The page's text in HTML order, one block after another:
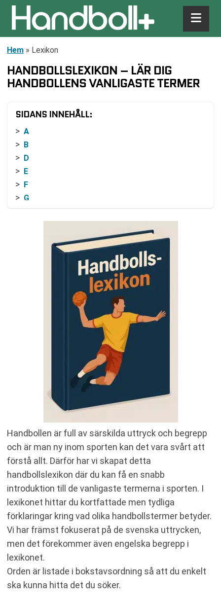
Hem » Lexikon
HANDBOLLSLEXIKON – LÄR DIG
HANDBOLLENS VANLIGASTE TERMER
SIDANS INNEHÅLL:
A
B
D
E
F
G
Å
Ö
Handbollen är full av särskilda uttryck och begrepp
och är man ny inom sporten kan det vara svårt att
förstå allt. Därför har vi skapat detta
handbollslexikon där du kan få en snabb
introduktion till de vanligaste termerna i sporten. I
lexikonet hittar du kortfattade men tydliga
förklaringar kring vad olika handbollstermer betyder.
Vi har främst fokuserat på de svenska uttrycken,
men det förekommer även engelska begrepp i
lexikonet.
Orden är listade i bokstavsordning så att du enkelt
ska kunna hitta det du söker.